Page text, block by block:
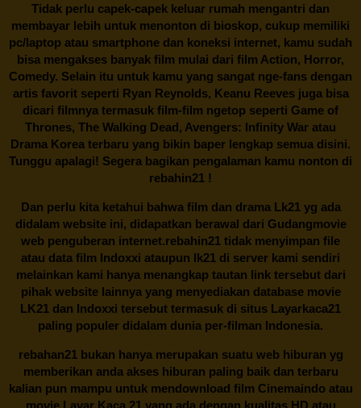
Tidak perlu capek-capek keluar rumah mengantri dan
membayar lebih untuk menonton di bioskop, cukup memiliki
pc/laptop atau smartphone dan koneksi internet, kamu sudah
bisa mengakses banyak film mulai dari film Action, Horror,
Comedy. Selain itu untuk kamu yang sangat nge-fans dengan
artis favorit seperti Ryan Reynolds, Keanu Reeves juga bisa
dicari filmnya termasuk film-film ngetop seperti Game of
Thrones, The Walking Dead, Avengers: Infinity War atau
Drama Korea terbaru yang bikin baper lengkap semua disini.
Tunggu apalagi! Segera bagikan pengalaman kamu nonton di
rebahin21 !
Dan perlu kita ketahui bahwa film dan dramaLk21yg ada
didalam website ini, didapatkan berawal dari Gudangmovie
web penguberan internet.rebahin21 tidak menyimpan file
atau data film Indoxxi ataupun lk21 di server kami sendiri
melainkan kami hanya menangkap tautan link tersebut dari
pihak website lainnya yang menyediakan database movie
LK21 dan Indoxxi tersebut termasuk di situs Layarkaca21
paling populer didalam dunia per-filman Indonesia.
rebahan21bukan hanya merupakan suatu web hiburan yg
memberikan anda akses hiburan paling baik dan terbaru
kalian pun mampu untuk mendownload film Cinemaindo atau
movie Layar Kaca 21 yang ada dengan kualitas HD atau